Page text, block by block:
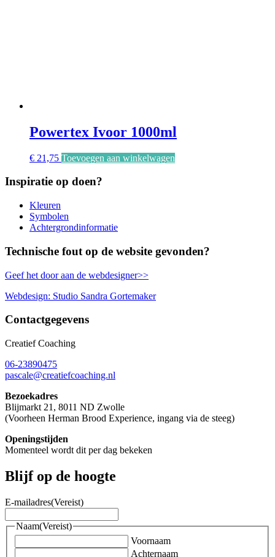
Powertex Ivoor 1000ml
€ 21,75 Toevoegen aan winkelwagen
Inspiratie op doen?
Kleuren
Symbolen
Achtergrondinformatie
Technische fout op de website gevonden?
Geef het door aan de webdesigner>>
Webdesign: Studio Sandra Gortemaker
Contactgegevens
Creatief Coaching
06-23890475
pascale@creatiefcoaching.nl
Bezoekadres
Blijmarkt 21, 8011 ND Zwolle
(Voorheen Herman Brood Experience, ingang via de steeg)
Openingstijden
Momenteel wordt dit per dag bekeken
Blijf op de hoogte
E-mailadres(Vereist)
Naam(Vereist)
Voornaam
Achternaam